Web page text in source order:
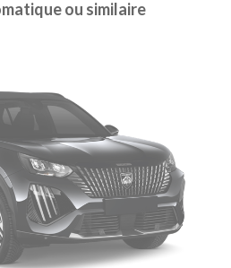
ou similaire